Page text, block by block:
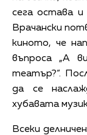
сега остава
Врачански
киното, че
въпроса „А
театър?“.
да се
хубавата
Всеки